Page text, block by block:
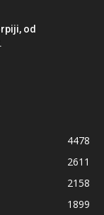
od
4478
2611
2158
1899